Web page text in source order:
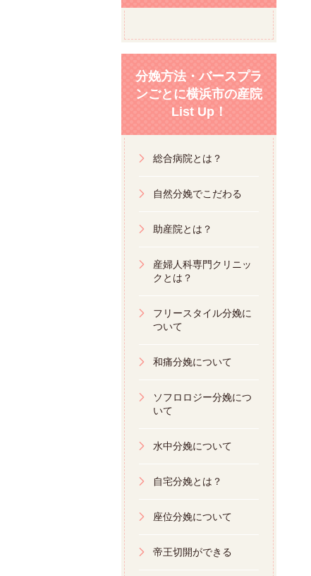
分娩方法・バースプラ
ンごとに横浜市の産院
List Up！
総合病院とは？
自然分娩でこだわる
助産院とは？
産婦人科専門クリニッ
クとは？
フリースタイル分娩に
ついて
和痛分娩について
ソフロロジー分娩につ
いて
水中分娩について
自宅分娩とは？
座位分娩について
帝王切開ができる